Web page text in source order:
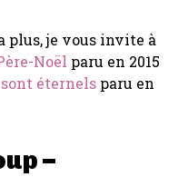
plus, je vous invite à
Noël paru en 2015
éternels paru en
–